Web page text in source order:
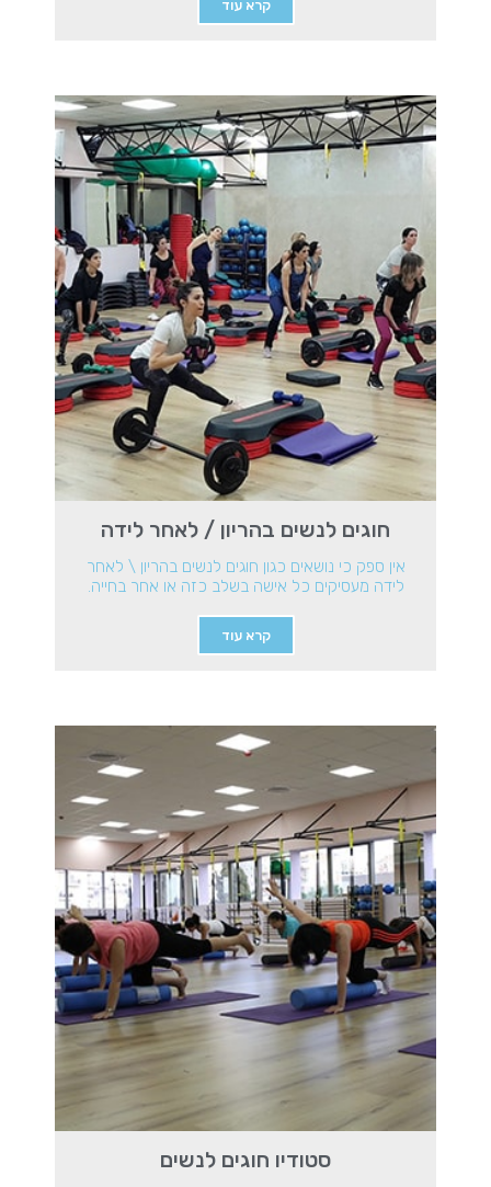
קרא עוד
חוגים לנשים בהריון / לאחר לידה
אין ספק כי נושאים כגון חוגים לנשים בהריון \ לאחר
לידה מעסיקים כל אישה בשלב כזה או אחר בחייה.
קרא עוד
סטודיו חוגים לנשים